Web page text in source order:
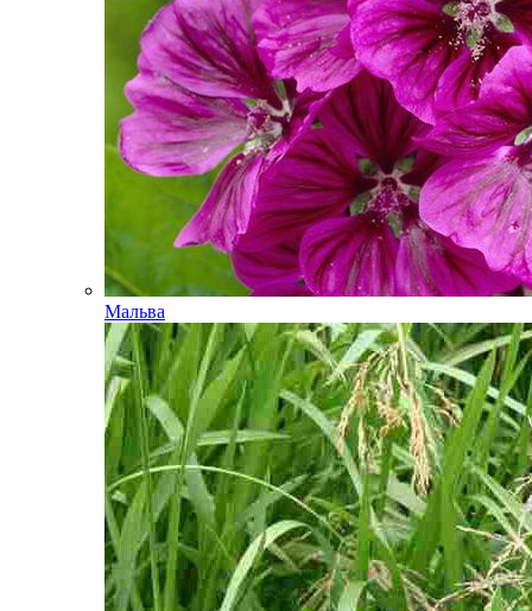
Мальва